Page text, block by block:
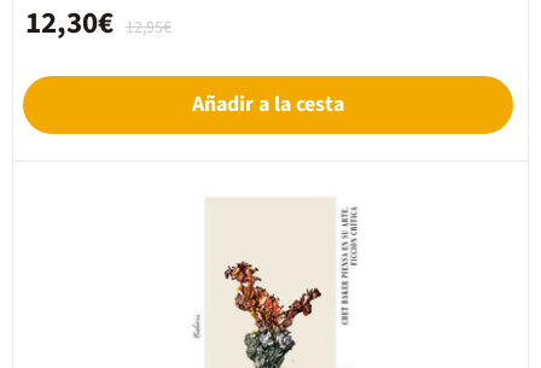
12,95€
12,30€
Añadir a la cesta